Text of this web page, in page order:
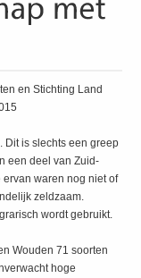
en Stichting Land
Dit is slechts een greep
een deel van Zuid-
waren nog niet of
zeldzaam.
wordt gebruikt.
Wouden 71 soorten
hoge